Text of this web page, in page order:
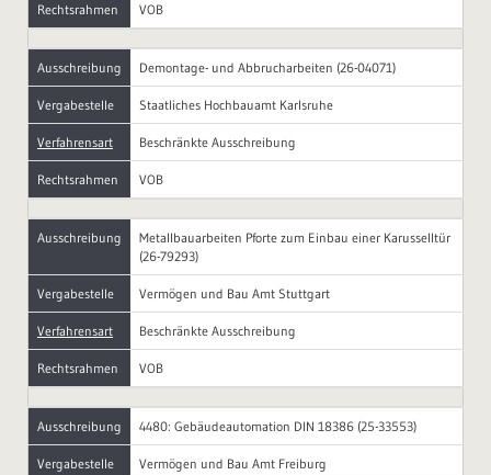
Rechtsrahmen VOB
Ausschreibung Demontage- und Abbrucharbeiten (26-04071)
Vergabestelle Staatliches Hochbauamt Karlsruhe
Verfahrensart Beschränkte Ausschreibung
Rechtsrahmen VOB
Ausschreibung
Metallbauarbeiten Pforte zum Einbau einer Karusselltür
(26-79293)
Vergabestelle Vermögen und Bau Amt Stuttgart
Verfahrensart Beschränkte Ausschreibung
Rechtsrahmen VOB
Ausschreibung 4480: Gebäudeautomation DIN 18386 (25-33553)
Vergabestelle Vermögen und Bau Amt Freiburg